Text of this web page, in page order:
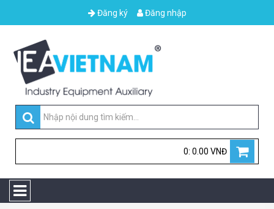
Đăng ký Đăng nhập
0: 0.00 VNĐ